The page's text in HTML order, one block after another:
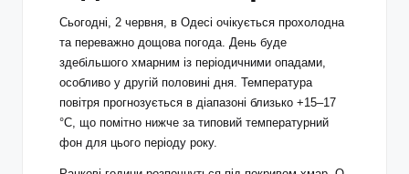
Сьогодні, 2 червня, в Одесі очікується прохолодна
та переважно дощова погода. День буде
здебільшого хмарним із періодичними опадами,
особливо у другій половині дня. Температура
повітря прогнозується в діапазоні близько +15–17
°С, що помітно нижче за типовий температурний
фон для цього періоду року.